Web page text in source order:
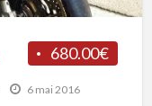
680.00€
6 mai 2016